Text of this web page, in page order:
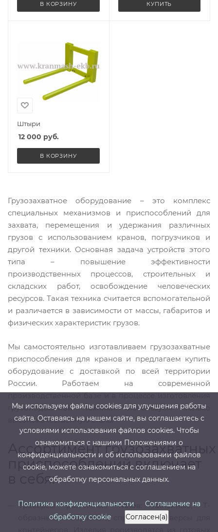
В КОРЗИНУ КУПИТЬ
Штыри
12 000 руб.
В КОРЗИНУ
Грузозахватное оборудование – это комплекс
специальных механизмов и приспособлений для
захвата, перемещения и удержания различных
грузов с использованием кранов, погрузчиков и
другой техники. Основная задача устройств этого
типа – повышение эффективности
производственных процессов, строительных и
складских работ, освобождение человеческих
ресурсов. Такая техника считается вспомогательной
и различается в зависимости от массы, габаритов и
физических характеристик грузов.
Мы самостоятельно изготавливаем грузозахватные
приспособления для кранов и предлагаем купить
оборудование с доставкой по всей территории
России. Работаем на современной
грузоподъемной техники используем только
высококачественную сталь.
Ассортимент грузозахватных
приспособлений включает
в себя:
Траверсы различных типов: линейные, Т-
образные, Н-образные, спредеры, траверсы для
Мы используем файлы cооkies для улучшения работы
сайта. Оставаясь на нашем сайте, вы соглашаетесь с
условиями использования файлов cооkies. Чтобы
ознакомиться с нашими Положениями о
конфиденциальности и об использовании файлов
cookie, можете ознакомиться с соглашением на
обработку персональных данных.
Политика конфиденциальности
Соглашение на
обработку cookie
Согласен(а)